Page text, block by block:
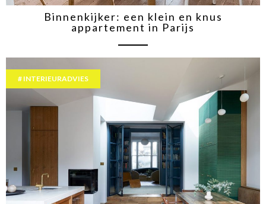
Binnenkijker: een klein en knus
appartement in Parijs
INTERIEURADVIES